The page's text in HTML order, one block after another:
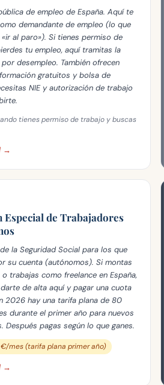
de empleo de España. Aquí te
demandante de empleo (lo que
al paro»). Si tienes permiso de
tu empleo, aquí tramitas la
desempleo. También ofrecen
gratuitos y bolsa de
NIE y autorización de trabajo
tienes permiso de trabajo y buscas
→
Especial de Trabajadores
la Seguridad Social para los que
su cuenta (autónomos). Si montas
trabajas como freelance en España,
de alta aquí y pagar una cuota
2026 hay una tarifa plana de 80
durante el primer año para nuevos
Después pagas según lo que ganes.
mes (tarifa plana primer año)
→